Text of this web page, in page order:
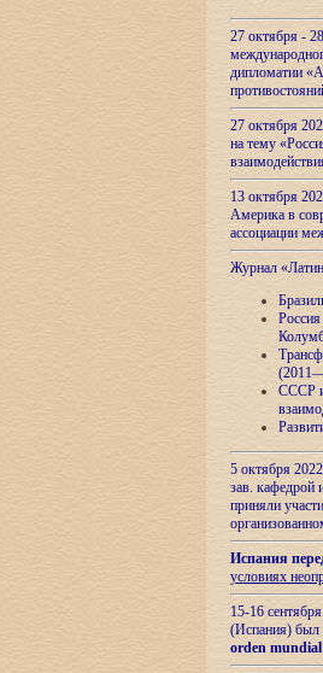
27 октября -
дипломатии
27 октября
на тему
13 октября
Америка в
ассоциации
Журнал
СССР и
5 октября
зав.
приняли
Испания
условиях
15-16
(Испания) был
orden